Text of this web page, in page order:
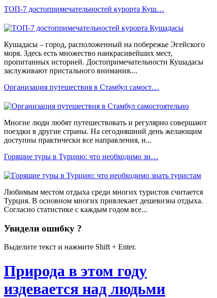
ТОП-7 достопримечательностей курорта Куш…
Кушадасы – город, расположенный на побережье Эгейского
моря. Здесь есть множество наикрасивейших мест,
пропитанных историей. Достопримечательности Кушадасы
заслуживают пристального внимания....
Организация путешествия в Стамбул самост…
Многие люди любят путешествовать и регулярно совершают
поездки в другие страны. На сегодняшний день желающим
доступны практически все направления, и...
Горящие туры в Турцию: что необходимо зн…
Любимым местом отдыха среди многих туристов считается
Турция. В основном многих привлекает дешевизна отдыха.
Согласно статистике с каждым годом все...
Увидели ошибку ?
Выделите текст и нажмите Shift + Enter.
Природа в этом году
издевается над людьми